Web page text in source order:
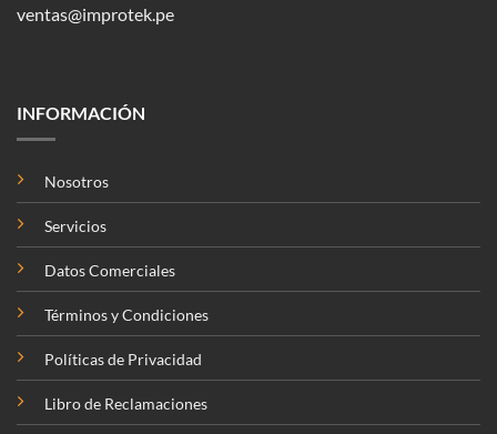
ventas@improtek.pe
INFORMACIÓN
Nosotros
Servicios
Datos Comerciales
Términos y Condiciones
Políticas de Privacidad
Libro de Reclamaciones